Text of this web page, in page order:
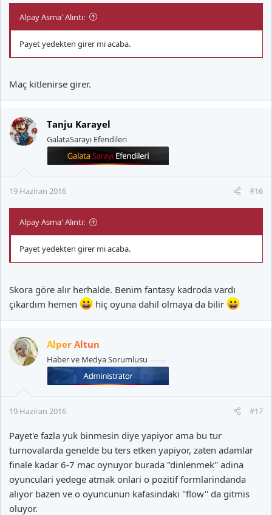
Alpay Asma' Alıntı:
Payet yedekten girer mi acaba.
Maç kitlenirse girer.
Tanju Karayel
GalataSarayı Efendileri
19 Haziran 2016 #16
Alpay Asma' Alıntı:
Payet yedekten girer mi acaba.
Skora göre alır herhalde. Benim fantasy kadroda vardı
çıkardım hemen
hiç oyuna dahil olmaya da bilir
Alper Altun
Haber ve Medya Sorumlusu
19 Haziran 2016 #17
Payet'e fazla yuk binmesin diye yapiyor ama bu tur
turnovalarda genelde bu ters etken yapiyor, zaten adamlar
finale kadar 6-7 mac oynuyor burada ''dinlenmek'' adina
oyunculari yedege atmak onlari o pozitif formlarindanda
aliyor bazen ve o oyuncunun kafasindaki ''flow'' da gitmis
oluyor.